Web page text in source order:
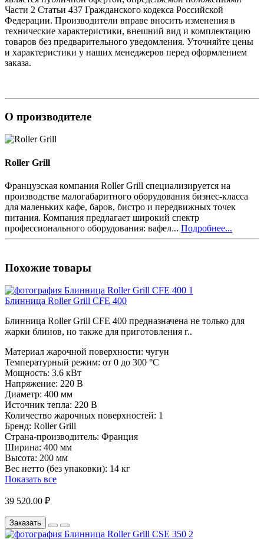
Части 2 Статьи 437 Гражданского кодекса Российской
Федерации. Производители вправе вносить изменения в
технические характеристики, внешний вид и комплектацию
товаров без предварительного уведомления. Уточняйте цены
и характеристики у наших менеджеров перед оформлением
заказа.
О производителе
Roller Grill
Французская компания Roller Grill специализируется на
производстве малогабаритного оборудования бизнес-класса
для маленьких кафе, баров, бистро и передвижных точек
питания. Компания предлагает широкий спектр
профессионального оборудования: вафел... Подробнее...
Похожие товары
Блинница Roller Grill CFE 400
Блинница Roller Grill CFE 400 предназначена не только для
жарки блинов, но также для приготовления г..
Материал жарочной поверхности: чугун
Температурный режим: от 0 до 300 °C
Мощность: 3.6 кВт
Напряжение: 220 В
Диаметр: 400 мм
Источник тепла: 220 В
Количество жарочных поверхностей: 1
Бренд: Roller Grill
Страна-производитель: Франция
Ширина: 400 мм
Высота: 200 мм
Вес нетто (без упаковки): 14 кг
Показать все
39 520.00 ₽
Заказать